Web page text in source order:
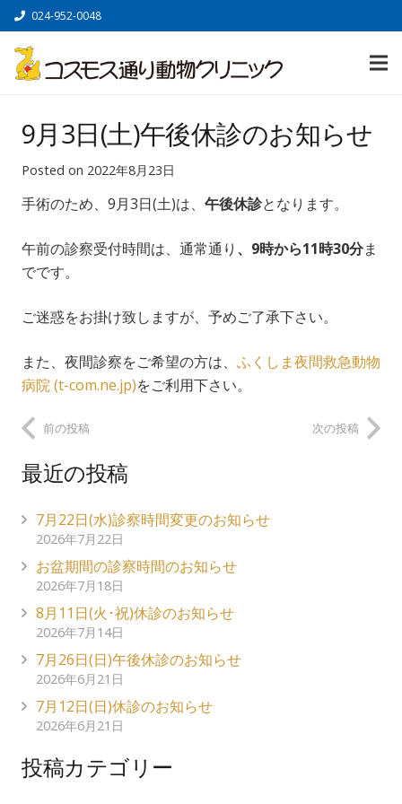
024-952-0048
9月3日(土)午後休診のお知らせ
Posted on 2022年8月23日
手術のため、9月3日(土)は、 午後休診となります。
午前の診察受付時間は、通常通り 、9時から11時30分ま
でです。
ご迷惑をお掛け致しますが、予めご了承下さい。
また、夜間診察をご希望の方は、 ふくしま夜間救急動物
病院 (t-com.ne.jp)をご利用下さい。
前の投稿 次の投稿
最近の投稿
7月22日(水)診察時間変更のお知らせ
2026年7月22日
お盆期間の診察時間のお知らせ
2026年7月18日
8月11日(火･祝)休診のお知らせ
2026年7月14日
7月26日(日)午後休診のお知らせ
2026年6月21日
7月12日(日)休診のお知らせ
2026年6月21日
投稿カテゴリー